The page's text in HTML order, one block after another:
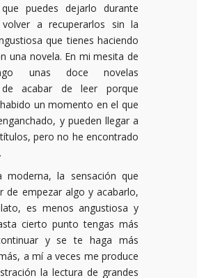
puedes dejarlo durante
a recuperarlos sin la
que tienes haciendo
una novela. En mi mesita de
unas doce novelas
de acabar de leer porque
un momento en el que
y pueden llegar a
pero no he encontrado
moderna, la sensación que
de empezar algo y acabarlo,
es menos angustiosa y
cierto punto tengas más
y se te haga más
a mí a veces me produce
la lectura de grandes